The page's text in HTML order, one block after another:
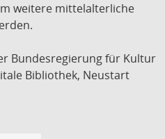
weitere mittelalterliche
Bundesregierung für Kultur
Bibliothek, Neustart